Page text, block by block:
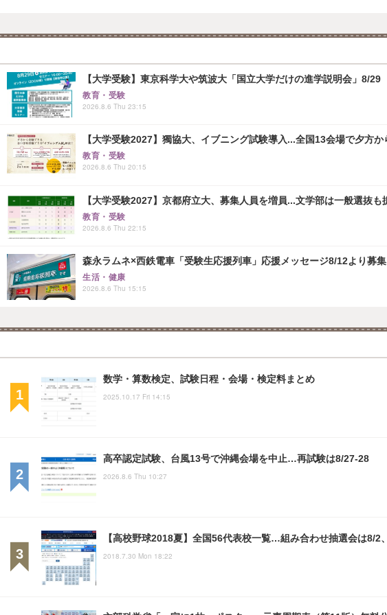
【大学受験】東京科学大や筑波大「国立大学だけの進学説明会」8/29
教育・受験
2026.8.6 Thu 23:15
【大学受験2027】獨協大、イブニング試験導入...全国13会場で夕方か
教育・受験
2026.8.6 Thu 20:15
【大学受験2027】京都府立大、募集人員を増員...文学部は一般選抜も
教育・受験
2026.8.6 Thu 22:15
森永ラムネ×西鉄電車「受験生応援列車」応援メッセージ8/12より募集
生活・健康
2026.8.6 Thu 15:15
数学・算数検定、試験日程・会場・検定料まとめ
2025.10.17 Fri 14:15
高卒認定試験、台風13号で沖縄会場を中止…再試験は8/27-28
2026.8.6 Thu 10:27
【高校野球2018夏】全国56代表校一覧…組み合わせ抽選会は8/2
2018.7.30 Mon 18:22